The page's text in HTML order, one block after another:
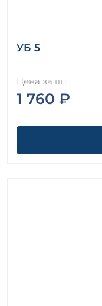
УБ 5
Цена за шт.
1 760 ₽